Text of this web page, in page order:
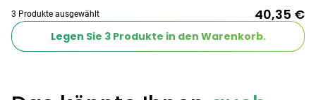
3 Produkte ausgewählt 40,35 €
Legen Sie 3Produkte in den Warenkorb.